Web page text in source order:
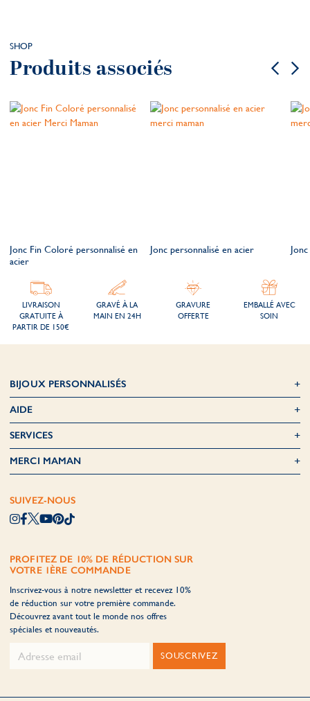
SHOP
Produits associés
Jonc Fin Coloré personnalisé en
acier
Jonc personnalisé en acier
LIVRAISON
GRATUITE À
PARTIR DE 150€
GRAVÉ À LA
MAIN EN 24H
GRAVURE
OFFERTE
EMBALLÉ AVEC
SOIN
BIJOUX PERSONNALISÉS
AIDE
SERVICES
MERCI MAMAN
SUIVEZ-NOUS
PROFITEZ DE 10% DE RÉDUCTION SUR
VOTRE 1ÈRE COMMANDE
Inscrivez-vous à notre newsletter et recevez 10%
de réduction sur votre première commande.
Découvrez avant tout le monde nos offres
spéciales et nouveautés.
SOUSCRIVEZ